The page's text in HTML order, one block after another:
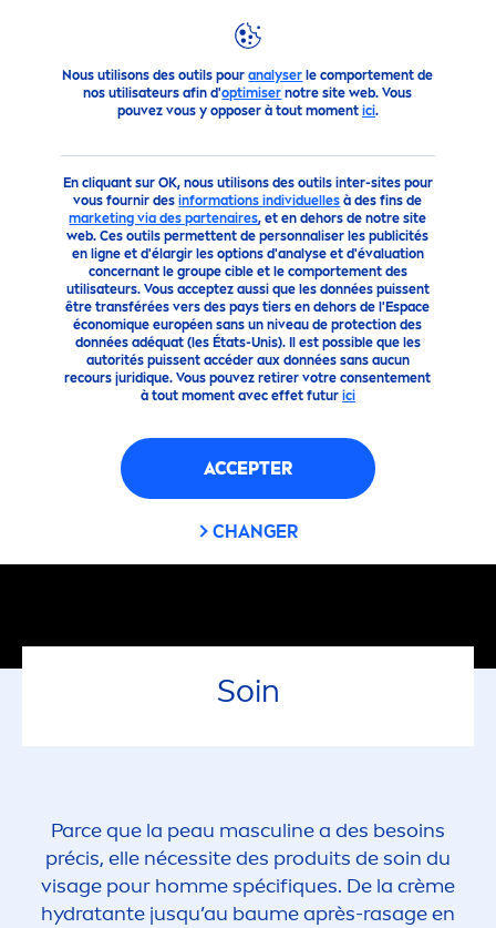
Nous utilisons des outils pouranalyser le comportement de
nos utilisateurs afin d'optimiser notre site web. Vous
pouvez vous y opposer à tout moment ici.
En cliquant sur OK, nous utilisons des outils inter-sites pour
vous fournir desinformations individuelles à des fins de
marketing via des partenaires, et en dehors de notre site
web. Ces outils permettent de personnaliser les publicités
en ligne et d'élargir les options d'analyse et d'évaluation
concernant le groupe cible et le comportement des
utilisateurs. Vous acceptez aussi que les données puissent
être transférées vers des pays tiers en dehors de l'Espace
économique européen sans un niveau de protection des
données adéquat (les États-Unis). Il est possible que les
autorités puissent accéder aux données sans aucun
recours juridique. Vous pouvez retirer votre consentement
à tout moment avec effet futur ici
ACCEPTER
CHANGER
Soin
Parce que la peau masculine a des besoins
précis, elle nécessite des produits de soin du
visage pour homme spécifiques. De la crème
hydratante jusqu’au baume après-rasage en
FILTRES SELECTIONNÉS